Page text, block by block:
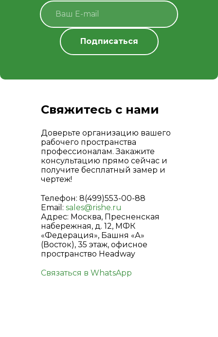
Доверьте организацию вашего
рабочего пространства
профессионалам. Закажите
консультацию прямо сейчас и
получите бесплатный замер и
чертеж!
Телефон: 8(499)553-00-88
Email: sales@rishe.ru
Адрес: Москва, Пресненская
набережная, д. 12, МФК
«Федерация», Башня «А»
(Восток), 35 этаж, офисное
пространство Headway
Связаться в WhatsApp
Свяжитесь с нами